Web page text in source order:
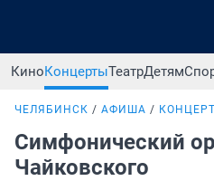
КиноКонцертыТеатрДетям
ЧЕЛЯБИНСК АФИША
Симфонический
Чайковского